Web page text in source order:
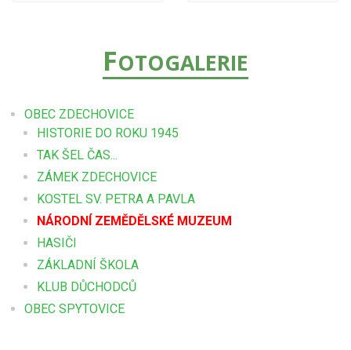
FOTOGALERIE
OBEC ZDECHOVICE
HISTORIE DO ROKU 1945
TAK ŠEL ČAS...
ZÁMEK ZDECHOVICE
KOSTEL SV. PETRA A PAVLA
NÁRODNÍ ZEMĚDĚLSKÉ MUZEUM
HASIČI
ZÁKLADNÍ ŠKOLA
KLUB DŮCHODCŮ
OBEC SPYTOVICE